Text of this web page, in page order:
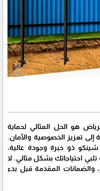
هو الحل المثالي لحماية
إلى تعزيز الخصوصية والأمان.
ذو خبرة وجودة عالية،
احتياجاتك بشكل مثالي. لا
والضمانات المقدمة قبل بدء